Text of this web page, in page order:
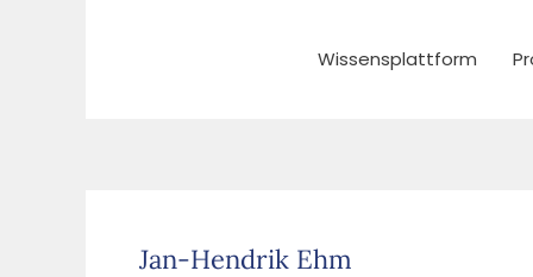
Wissensplattform
Jan-Hendrik Ehm